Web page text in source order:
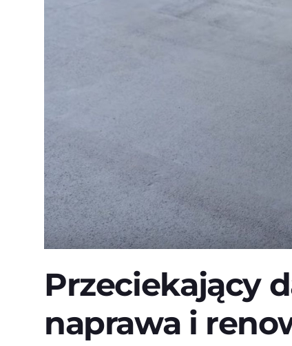
Przeciekający
naprawa i